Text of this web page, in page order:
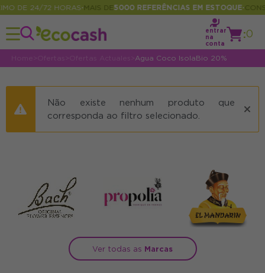
DE 24/72 HORAS•MAIS DE 5000 REFERÊNCIAS EM ESTOQUE•
entrar
na
conta
:0
Home Ofertas Ofertas Actuales Agua Coco IsolaBio 20%
Não existe nenhum produto que
corresponda ao filtro selecionado.
Ver todas as Marcas